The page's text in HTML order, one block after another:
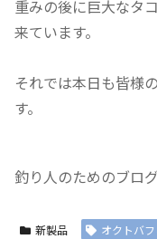
重みの後に巨大なタ
来ています。
それでは本日も皆様
す。
釣り人のためのブログ
新製品 オクトバ